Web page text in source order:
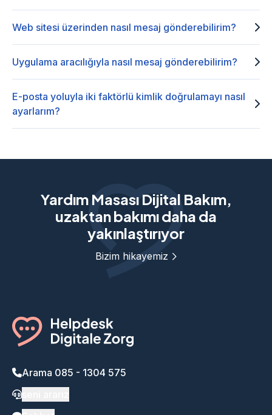
Web sitesi üzerinden nasıl mesaj gönderebilirim?
Uygulama aracılığıyla nasıl mesaj gönderebilirim?
E-posta yoluyla iki faktörlü kimlik doğrulamayı nasıl
ayarlarım?
Yardım Masası Dijital Bakım,
uzaktan bakımı daha da
yakınlaştırıyor
Bizim hikayemiz
Arama 085 - 1304 575